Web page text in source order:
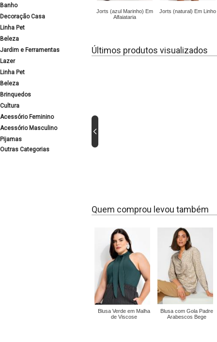
Banho
Decoração Casa
Linha Pet
Beleza
Jardim e Ferramentas
Lazer
Linha Pet
Beleza
Brinquedos
Cultura
Acessório Feminino
Acessório Masculino
Pijamas
Outras Categorias
Jorts (azul Marinho) Em
Alfaiataria
Jorts (natural) Em Linho
Últimos produtos visualizados
Quem comprou levou também
Blusa Verde em Malha
de Viscose
Blusa com Gola Padre
Arabescos Bege